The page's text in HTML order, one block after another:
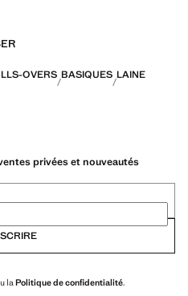
OVERS BASIQUES LAINE
privées et nouveautés
la Politique de confidentialité.